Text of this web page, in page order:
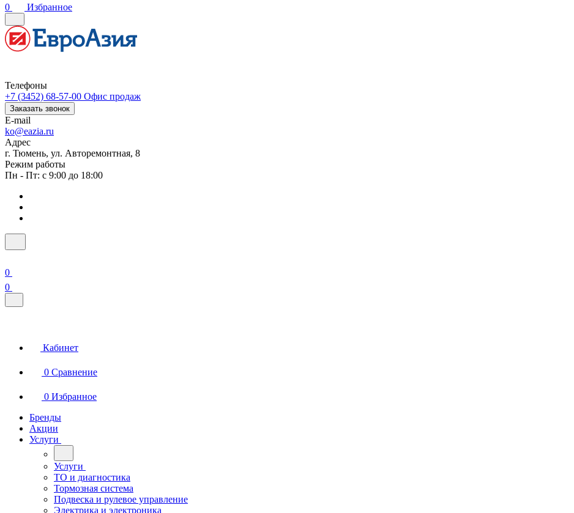
0 Избранное
Телефоны
+7 (3452) 68-57-00 Офис продаж
Заказать звонок
E-mail
ko@eazia.ru
Адрес
г. Тюмень, ул. Авторемонтная, 8
Режим работы
Пн - Пт: с 9:00 до 18:00
0
0
Кабинет
0 Сравнение
0 Избранное
Бренды
Акции
Услуги
Услуги
ТО и диагностика
Тормозная система
Подвеска и рулевое управление
Электрика и электроника